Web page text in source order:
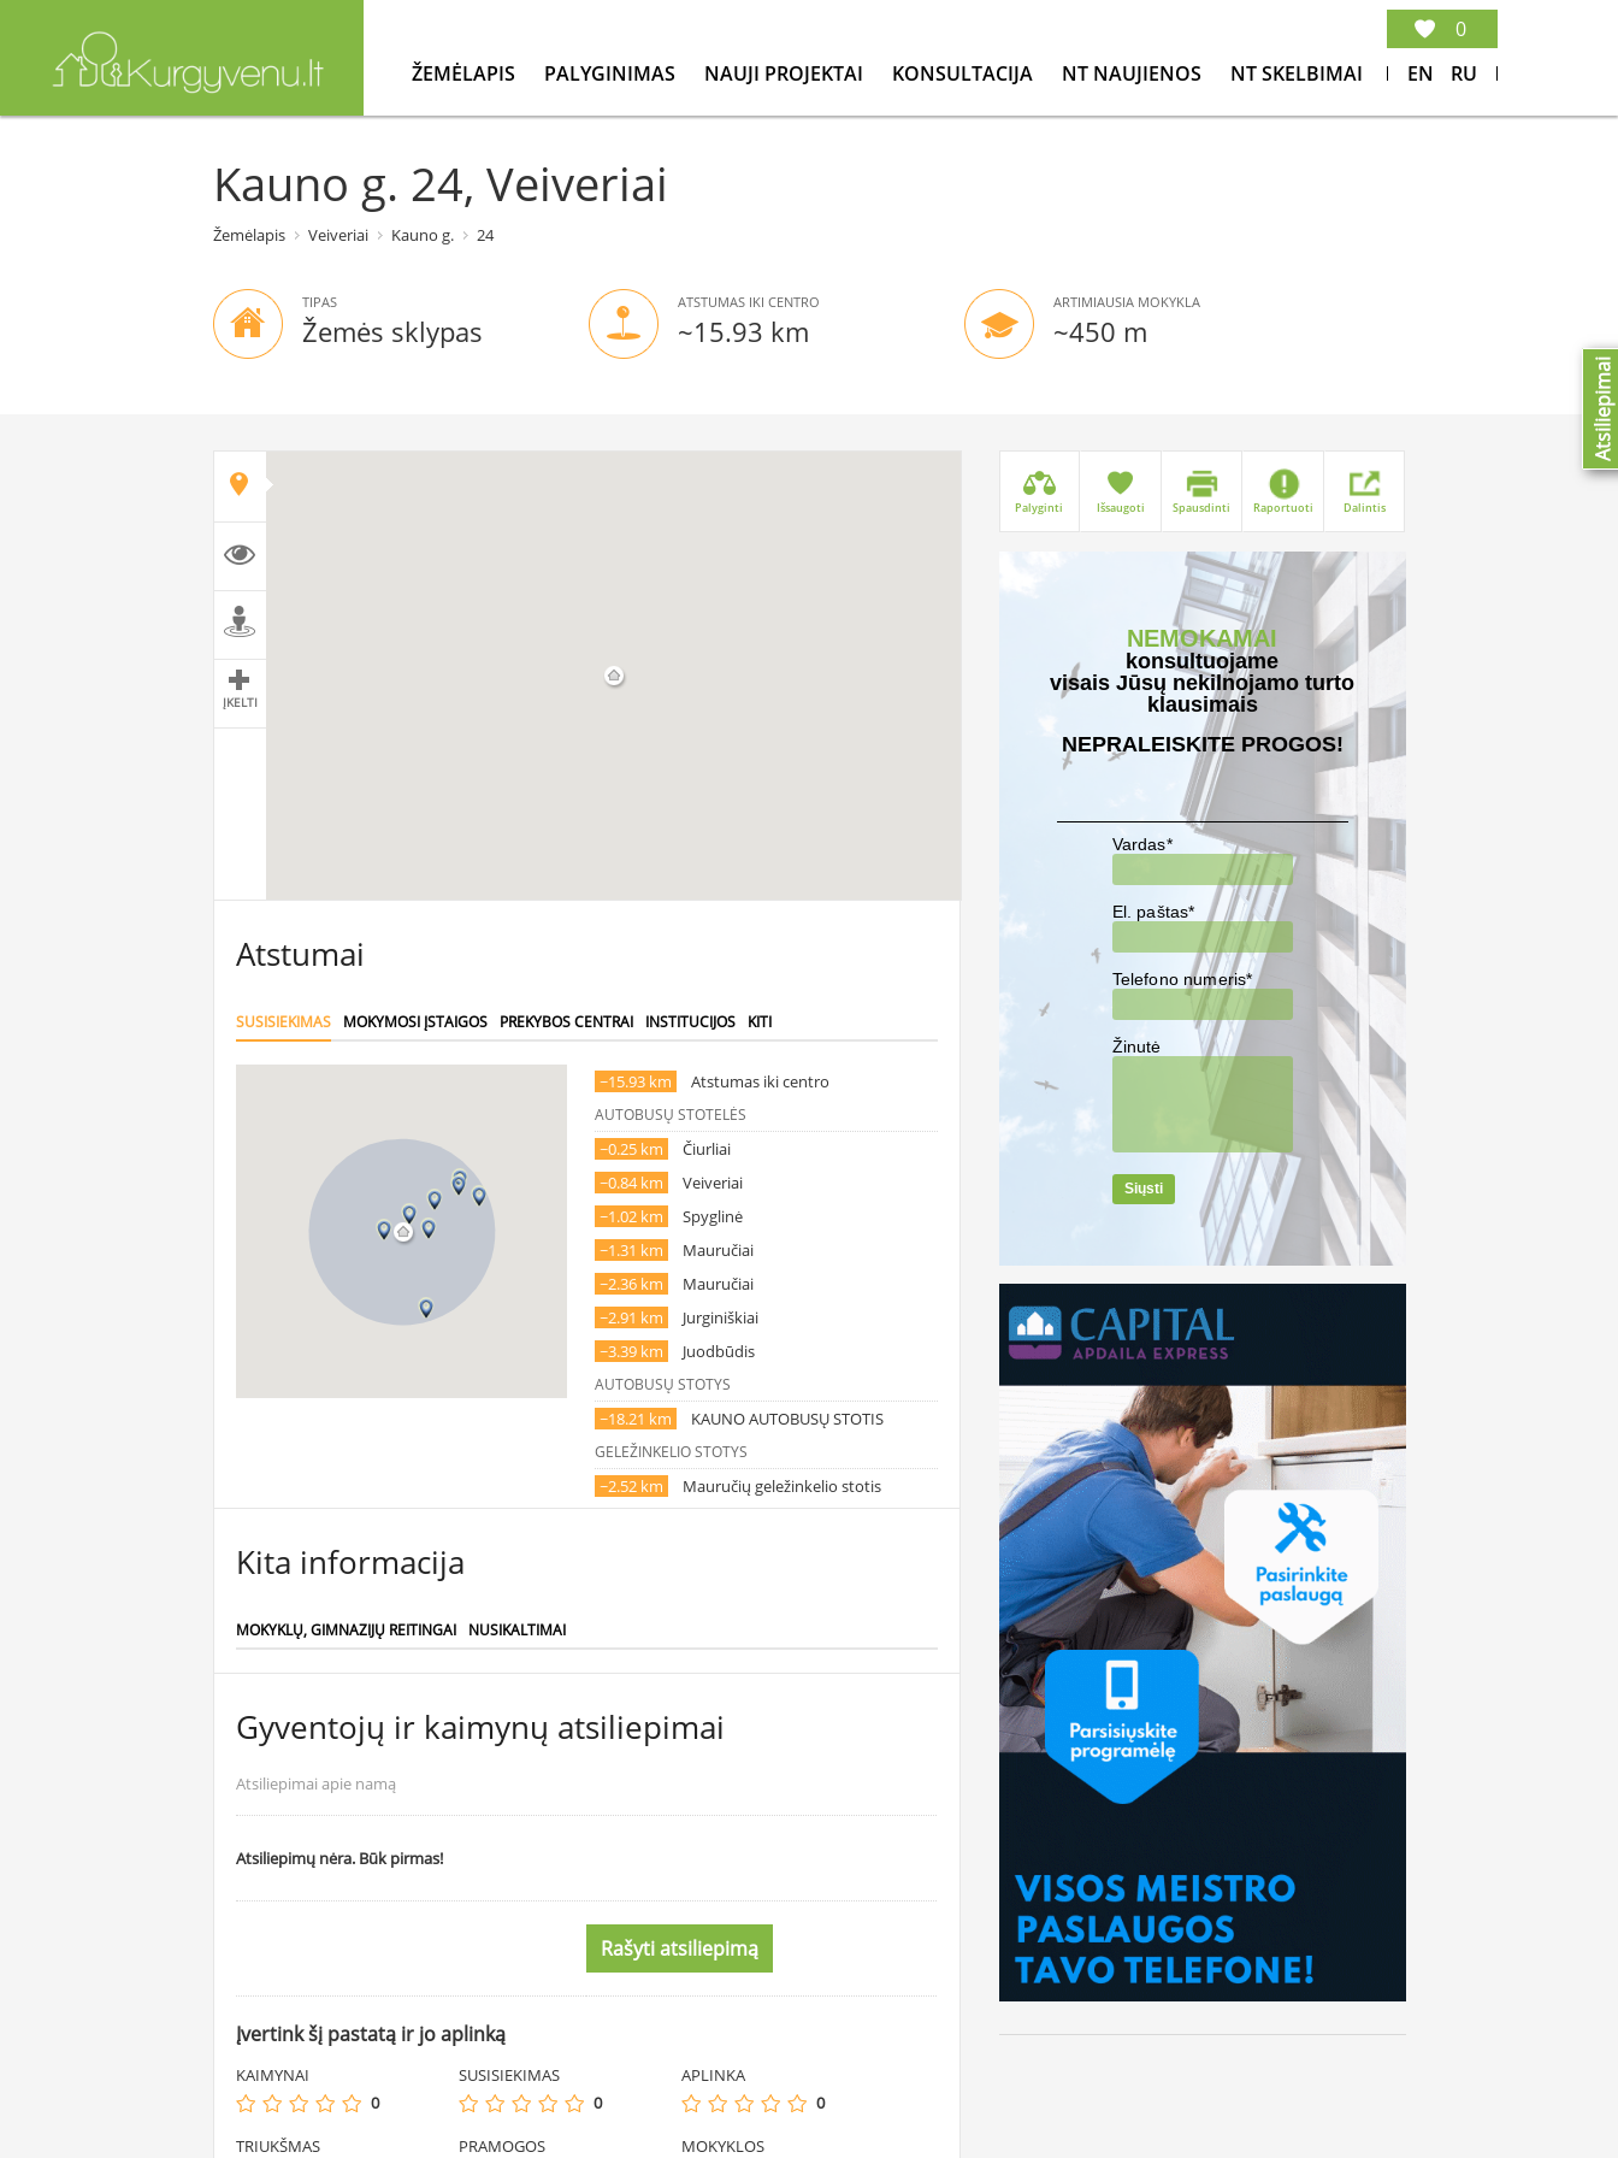
ŽEMĖLAPIS PALYGINIMAS NAUJI PROJEKTAI KONSULTACIJA NT NAUJIENOS NT SKELBIMAI EN RU
0
Kauno g. 24, Veiveriai
Žemėlapis Veiveriai Kauno g. 24
TIPAS
Žemės sklypas
ATSTUMAS IKI CENTRO
~15.93 km
ARTIMIAUSIA MOKYKLA
~450 m
ĮKELTI
Atstumai
SUSISIEKIMAS MOKYMOSI ĮSTAIGOS PREKYBOS CENTRAI INSTITUCIJOS KITI
~15.93 km Atstumas iki centro
AUTOBUSŲ STOTELĖS
~0.25 km
Čiurliai
~0.84 km
Veiveriai
~1.02 km
Spyglinė
~1.31 km
Mauručiai
~2.36 km
Mauručiai
~2.91 km
Jurginiškiai
~3.39 km
Juodbūdis
AUTOBUSŲ STOTYS
~18.21 km KAUNO AUTOBUSŲ STOTIS
GELEŽINKELIO STOTYS
~2.52 km Mauručių geležinkelio stotis
Kita informacija
MOKYKLŲ, GIMNAZIJŲ REITINGAI NUSIKALTIMAI
Gyventojų ir kaimynų atsiliepimai
Atsiliepimai apie namą
Atsiliepimų nėra. Būk pirmas!
Rašyti atsiliepimą
Įvertink šį pastatą ir jo aplinką
KAIMYNAI
0
SUSISIEKIMAS
0
APLINKA
0
TRIUKŠMAS
PRAMOGOS MOKYKLOS
Palyginti Išsaugoti Spausdinti Raportuoti Dalintis
NEMOKAMAI
konsultuojame
visais Jūsų nekilnojamo turto
klausimais
NEPRALEISKITE PROGOS!
Vardas*
El. paštas*
Telefono numeris*
Žinutė
Siųsti
Atsiliepimai